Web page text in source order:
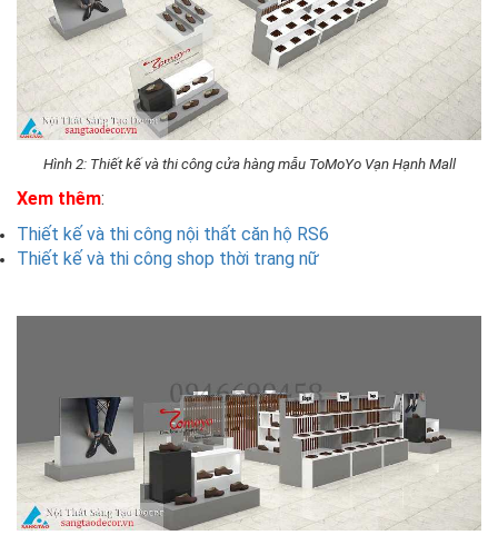
Hình 2: Thiết kế và thi công cửa hàng mẫu ToMoYo Vạn Hạnh Mall
Xem thêm:
Thiết kế và thi công nội thất căn hộ RS6
Thiết kế và thi công shop thời trang nữ